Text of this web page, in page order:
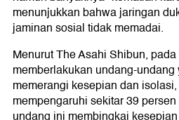
menunjukkan bahwa jaringan
jaminan sosial tidak memadai.
Menurut The Asahi Shibun,
memberlakukan undang-
memerangi kesepian dan
mempengaruhi sekitar 39
undang ini membingkai